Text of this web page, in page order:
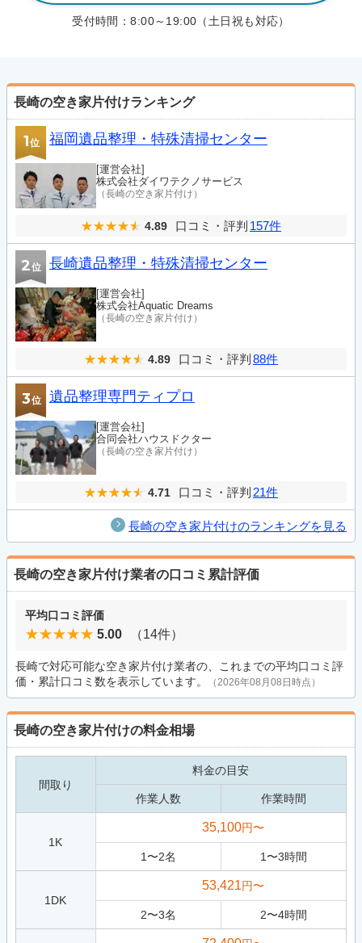
受付時間：8:00～19:00（土日祝も対応）
長崎の空き家片付けランキング
1位 福岡遺品整理・特殊清掃センター
[運営会社]
株式会社ダイワテクノサービス
（長崎の空き家片付け）
4.89 口コミ・評判 157件
2位 長崎遺品整理・特殊清掃センター
[運営会社]
株式会社Aquatic Dreams
（長崎の空き家片付け）
4.89 口コミ・評判 88件
3位 遺品整理専門ティプロ
[運営会社]
合同会社ハウスドクター
（長崎の空き家片付け）
4.71 口コミ・評判 21件
長崎の空き家片付けのランキングを見る
長崎の空き家片付け業者の口コミ累計評価
平均口コミ評価
5.00 （14件）
長崎で対応可能な空き家片付け業者の、これまでの平均口コミ評
価・累計口コミ数を表示しています。
（2026年08月08日時点）
長崎の空き家片付けの料金相場
間取り
料金の目安
作業人数 作業時間
1K
35,100円〜
1〜2名 1〜3時間
1DK
53,421円〜
2〜3名 2〜4時間